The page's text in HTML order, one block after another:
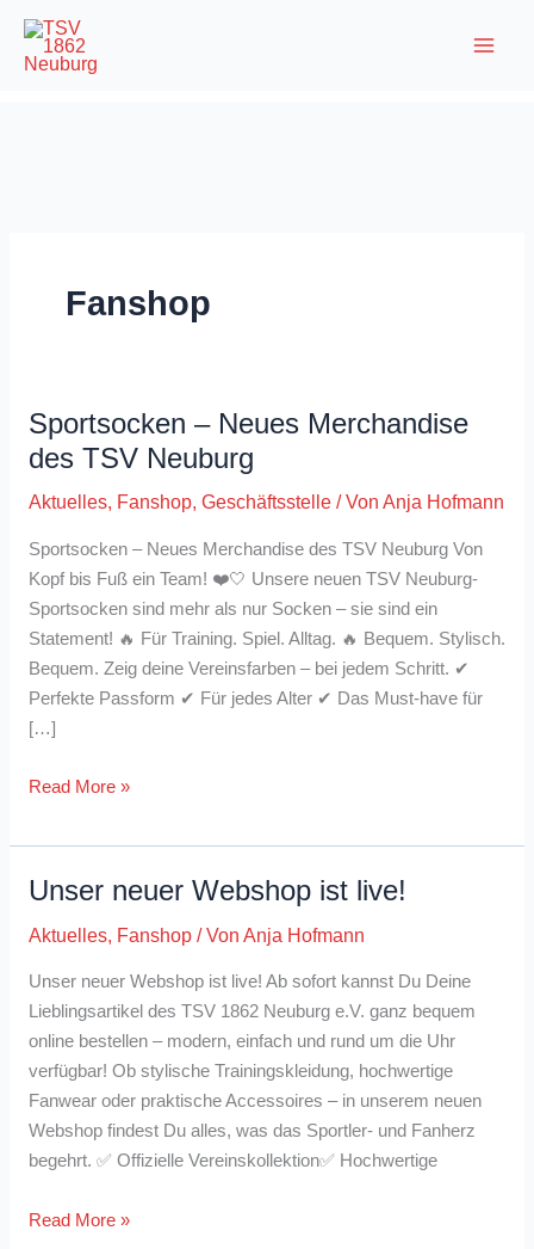
Inhalt
springen
Fanshop
Sportsocken – Neues Merchandise
des TSV Neuburg
Aktuelles, Fanshop, Geschäftsstelle/ Von Anja Hofmann
Sportsocken – Neues Merchandise des TSV Neuburg Von
Kopf bis Fuß ein Team! ❤️🤍 Unsere neuen TSV Neuburg-
Sportsocken sind mehr als nur Socken – sie sind ein
Statement! 🔥 Für Training. Spiel. Alltag. 🔥 Bequem. Stylisch.
Bequem. Zeig deine Vereinsfarben – bei jedem Schritt. ✔
Perfekte Passform ✔ Für jedes Alter ✔ Das Must-have für
[…]
Sportsocken
Neues
des
TSV
Read More »
Unser neuer Webshop ist live!
Aktuelles, Fanshop/ Von Anja Hofmann
Unser neuer Webshop ist live! Ab sofort kannst Du Deine
Lieblingsartikel des TSV 1862 Neuburg e.V. ganz bequem
online bestellen – modern, einfach und rund um die Uhr
verfügbar! Ob stylische Trainingskleidung, hochwertige
Fanwear oder praktische Accessoires – in unserem neuen
Webshop findest Du alles, was das Sportler- und Fanherz
begehrt. ✅ Offizielle Vereinskollektion✅ Hochwertige
Unser
Read More »